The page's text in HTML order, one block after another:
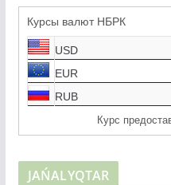
Курсы валют НБРК
USD
EUR
RUB
Курс
JAŃALYQTAR